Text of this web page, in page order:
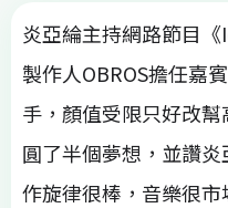
炎亞綸主持網路節目
製作人OBROS擔任嘉
手，顏值受限只好改
圓了半個夢想，並讚
作旋律很棒，音樂很市